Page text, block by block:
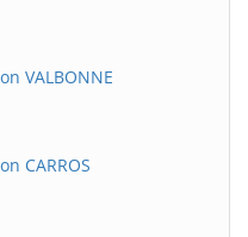
VALBONNE
CARROS